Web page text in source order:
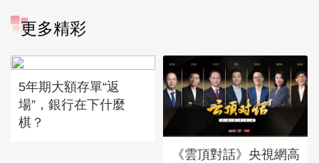
更多精彩
5年期大額存單“返
場”，銀行在下什麼
棋？
《雲頂對話》央視網高